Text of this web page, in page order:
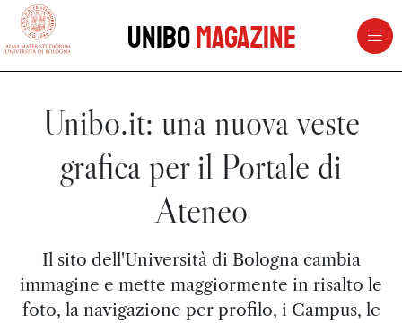
vai al contenuto della pagina
UniboMagazine
Unibo.it: una nuova veste
grafica per il Portale di
Ateneo
Il sito dell'Università di Bologna cambia
immagine e mette maggiormente in risalto le
foto, la navigazione per profilo, i Campus, le